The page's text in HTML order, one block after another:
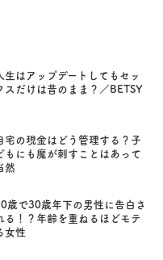
生はアップデートしてもセッ
スだけは昔のまま？／BETSY
宅の現金はどう管理する？子
もにも魔が刺すことはあって
然
歳で30歳年下の男性に告白さ
る！？年齢を重ねるほどモテ
女性